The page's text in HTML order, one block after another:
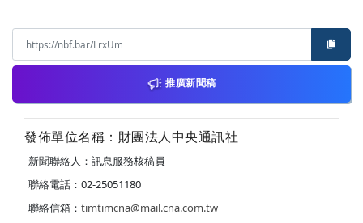
推廣新聞稿
發佈單位名稱：財團法人中央通訊社
新聞聯絡人：訊息服務核稿員
聯絡電話：02-25051180
聯絡信箱： timtimcna@mail.cna.com.tw